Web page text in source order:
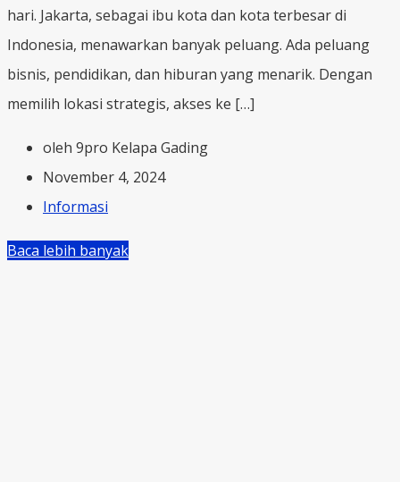
hari. Jakarta, sebagai ibu kota dan kota terbesar di
Indonesia, menawarkan banyak peluang. Ada peluang
bisnis, pendidikan, dan hiburan yang menarik. Dengan
memilih lokasi strategis, akses ke […]
oleh 9pro Kelapa Gading
November 4, 2024
Informasi
Baca lebih banyak